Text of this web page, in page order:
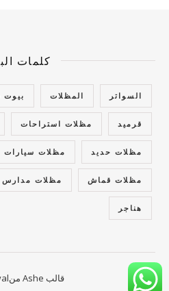
كلمات
السواتر المظلات بيوت
قرميد مظلات استراحات
مظلات حديد مظلات سيارات
مظلات قماش مظلات مدارس
هناجر
قالب Ashe من